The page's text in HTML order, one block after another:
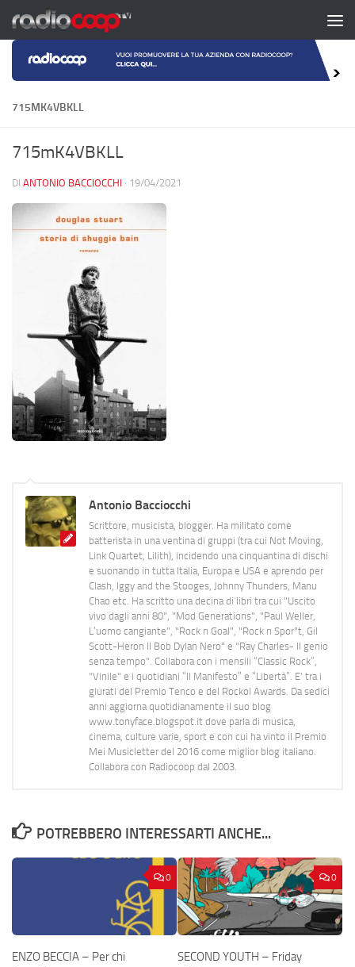
Salta al contenuto
715MK4VBKLL
715mK4VBKLL
DI ANTONIO BACCIOCCHI · 19/04/2021
Antonio Bacciocchi
Scrittore, musicista, blogger. Ha militato come
batterista in una ventina di gruppi (tra cui Not Moving,
Link Quartet, Lilith), incidendo una cinquantina di dischi
e suonando in tutta Italia, Europa e USA e aprendo per
Clash, Iggy and the Stooges, Johnny Thunders, Manu
Chao etc. Ha scritto una decina di libri tra cui "Uscito
vivo dagli anni 80", "Mod Generations", "Paul Weller,
L’uomo cangiante", "Rock n Goal", "Rock n Spor"t, Gil
Scott-Heron Il Bob Dylan Nero" e "Ray Charles- Il genio
senza tempo". Collabora con i mensili “Classic Rock”,
"Vinile" e i quotidiani “Il Manifesto” e “Libertà”. E' tra i
giurati del Premio Tenco e del Rockol Awards. Da sedici
anni aggiorna quotidianamente il suo blog
www.tonyface.blogspot.it dove parla di musica,
cinema, culture varie, sport e con cui ha vinto il Premio
Mei Musicletter del 2016 come miglior blog italiano.
Collabora con Radiocoop dal 2003.
POTREBBERO INTERESSARTI ANCHE...
0
ENZO BECCIA – Per chi
0
SECOND YOUTH – Friday